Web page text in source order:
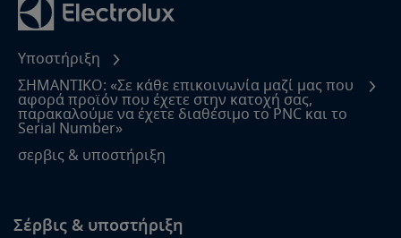
Υποστήριξη
ΣΗΜΑΝΤΙΚΟ: «Σε κάθε επικοινωνία μαζί μας που
αφορά προϊόν που έχετε στην κατοχή σας,
παρακαλούμε να έχετε διαθέσιμο το PNC και το
Serial Number»
σερβις & υποστήριξη
Σέρβις & υποστήριξη